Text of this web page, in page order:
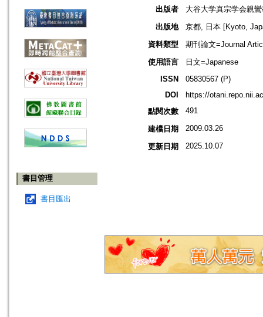
書目管理
書目匯出
出版者
大谷大学真宗学会親
出版地
京都, 日本 [Kyoto,
資料類型
期刊論文=Journal
使用語言
日文=Japanese
ISSN
05830567 (P)
DOI
https://
點閱次數
491
建檔日期 2009.03.26
更新日期 2025.10.07